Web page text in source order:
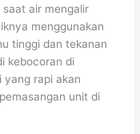
saat air mengalir
menggunakan
tinggi dan tekanan
kebocoran di
yang rapi akan
unit di